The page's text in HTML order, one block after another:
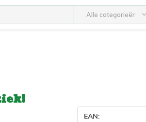
Alle categorieën
EAN: